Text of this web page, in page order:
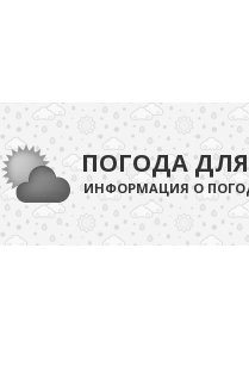
ПОГОДА
ИНФОРМАЦИЯ О